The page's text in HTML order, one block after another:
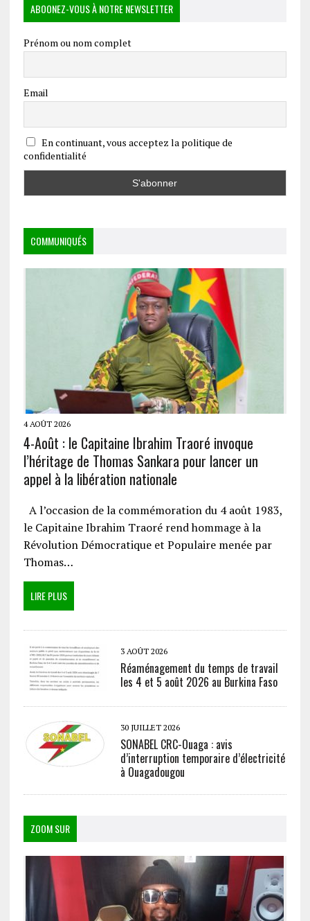
ABOONEZ-VOUS À NOTRE NEWSLETTER
Prénom ou nom complet
Email
En continuant, vous acceptez la politique de
confidentialité
COMMUNIQUÉS
4 AOÛT 2026
4-Août : le Capitaine Ibrahim Traoré invoque
l’héritage de Thomas Sankara pour lancer un
appel à la libération nationale
A l’occasion de la commémoration du 4 août 1983,
le Capitaine Ibrahim Traoré rend hommage à la
Révolution Démocratique et Populaire menée par
Thomas…
LIRE PLUS
3 AOÛT 2026
Réaménagement du temps de travail
les 4 et 5 août 2026 au Burkina Faso
30 JUILLET 2026
SONABEL CRC-Ouaga : avis
d’interruption temporaire d’électricité
à Ouagadougou
ZOOM SUR